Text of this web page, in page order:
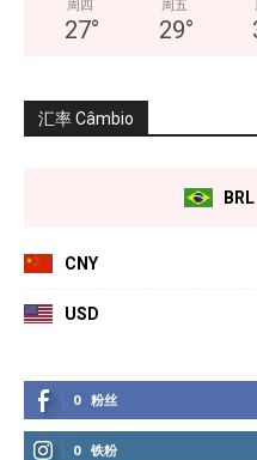
周四
27°
周五
29°
汇率 Câmbio
CNY
USD
0 粉丝
0 铁粉